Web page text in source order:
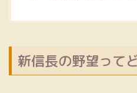
新信長の野望って